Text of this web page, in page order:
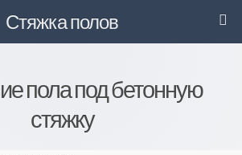
Стяжка полов
пола под бетонную
стяжку